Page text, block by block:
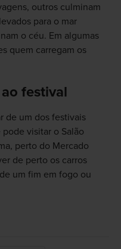
outros culminam
para o mar
o céu. Em algumas
quem carregam os
festival
de um dos festivais
pode visitar o Salão
perto do Mercado
de perto os carros
um fim em fogo ou